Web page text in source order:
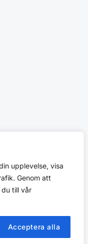
upplevelse, visa
Genom att
till vår
Acceptera alla